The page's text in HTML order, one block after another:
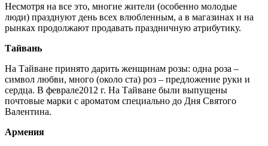
Несмотря на все это, многие жители (особенно молодые
люди) празднуют день всех влюбленным, а в магазинах и на
рынках продолжают продавать праздничную атрибутику.
Тайвань
На Тайване принято дарить женщинам розы: одна роза –
символ любви, много (около ста) роз – предложение руки и
сердца. В феврале2012 г. На Тайване были выпущены
почтовые марки с ароматом специально до Дня Святого
Валентина.
Армения